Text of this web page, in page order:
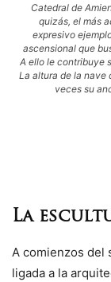
Catedral de
quizás, el más
expresivo
ascensional que
A ello le contribuye
La altura de la nave
veces su
La
A comienzos del
ligada a la